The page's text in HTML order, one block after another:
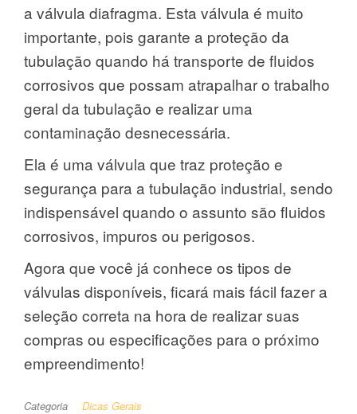
a válvula diafragma. Esta válvula é muito
importante, pois garante a proteção da
tubulação quando há transporte de fluidos
corrosivos que possam atrapalhar o trabalho
geral da tubulação e realizar uma
contaminação desnecessária.
Ela é uma válvula que traz proteção e
segurança para a tubulação industrial, sendo
indispensável quando o assunto são fluidos
corrosivos, impuros ou perigosos.
Agora que você já conhece os tipos de
válvulas disponíveis, ficará mais fácil fazer a
seleção correta na hora de realizar suas
compras ou especificações para o próximo
empreendimento!
Categoria Dicas Gerais